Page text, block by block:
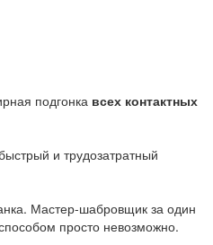
подгонка всех контактных
и трудозатратный
Мастер-шабровщик за один
просто невозможно.